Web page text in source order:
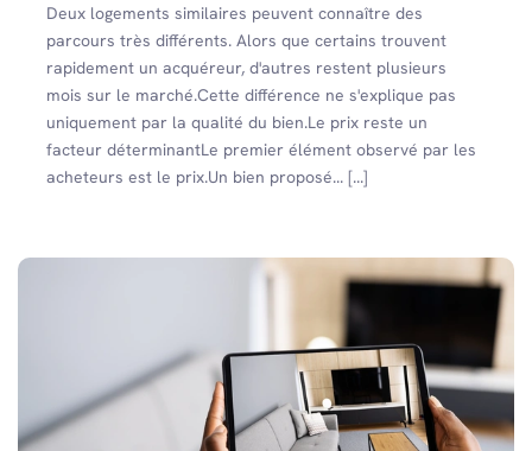
Deux logements similaires peuvent connaître des
parcours très différents. Alors que certains trouvent
rapidement un acquéreur, d'autres restent plusieurs
mois sur le marché.Cette différence ne s'explique pas
uniquement par la qualité du bien.Le prix reste un
facteur déterminantLe premier élément observé par les
acheteurs est le prix.Un bien proposé... [...]